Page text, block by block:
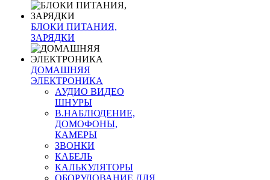
БЛОКИ ПИТАНИЯ,
ЗАРЯДКИ
ДОМАШНЯЯ
ЭЛЕКТРОНИКА
АУДИО ВИДЕО
ШНУРЫ
В.НАБЛЮДЕНИЕ,
ДОМОФОНЫ,
КАМЕРЫ
ЗВОНКИ
КАБЕЛЬ
КАЛЬКУЛЯТОРЫ
ОБОРУДОВАНИЕ ДЛЯ